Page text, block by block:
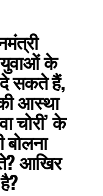
के
दे सकते हैं,
आस्था
चोरी’ के
बोलना
आखिर